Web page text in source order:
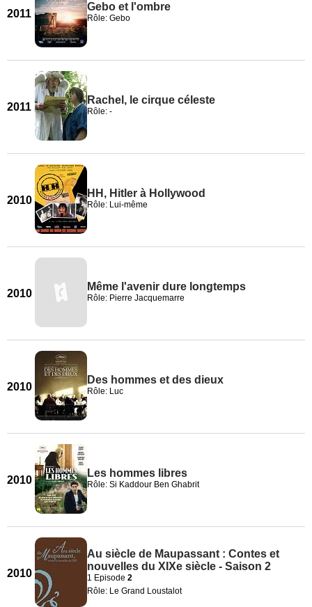
2011
Gebo et l'ombre
Rôle: Gebo
2011
Rachel, le cirque céleste
Rôle: -
2010
HH, Hitler à Hollywood
Rôle: Lui-même
2010
Même l'avenir dure longtemps
Rôle: Pierre Jacquemarre
2010
Des hommes et des dieux
Rôle: Luc
2010
Les hommes libres
Rôle: Si Kaddour Ben Ghabrit
2010
Au siècle de Maupassant : Contes et
nouvelles du XIXe siècle - Saison 2
1 Episode 2
Rôle: Le Grand Loustalot